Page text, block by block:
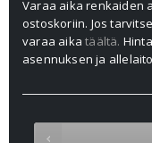
Varaa aika renkaiden
ostoskoriin. Jos
varaa aikatäältä.
asennuksen ja